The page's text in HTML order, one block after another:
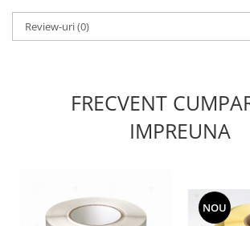
Review-uri(0)
FRECVENT
IMPREUNA
NOU